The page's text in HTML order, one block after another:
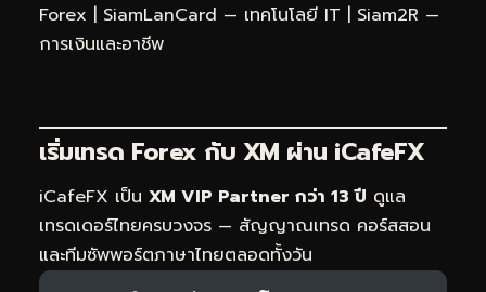
Forex | SiamLanCard — เทคโนโลยี IT | Siam2R —
การเงินและอาชีพ
เริ่มเทรด Forex กับ XM ผ่าน iCafeFX
iCafeFX เป็น XM VIP Partner กว่า 13 ปี ดูแล
เทรดเดอร์ไทยครบวงจร — สัญญาณเทรด คอร์สสอน
และทีมซัพพอร์ตภาษาไทยตลอดทั้งวัน